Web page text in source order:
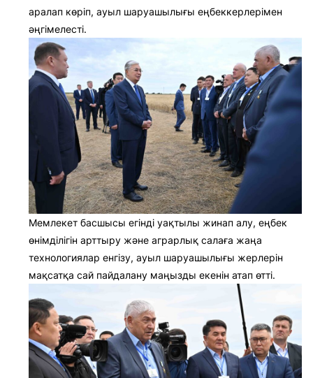
аралап көріп, ауыл шаруашылығы еңбеккерлерімен
әңгімелесті.
Мемлекет басшысы егінді уақтылы жинап алу, еңбек
өнімділігін арттыру және аграрлық салаға жаңа
технологиялар енгізу, ауыл шаруашылығы жерлерін
мақсатқа сай пайдалану маңызды екенін атап өтті.